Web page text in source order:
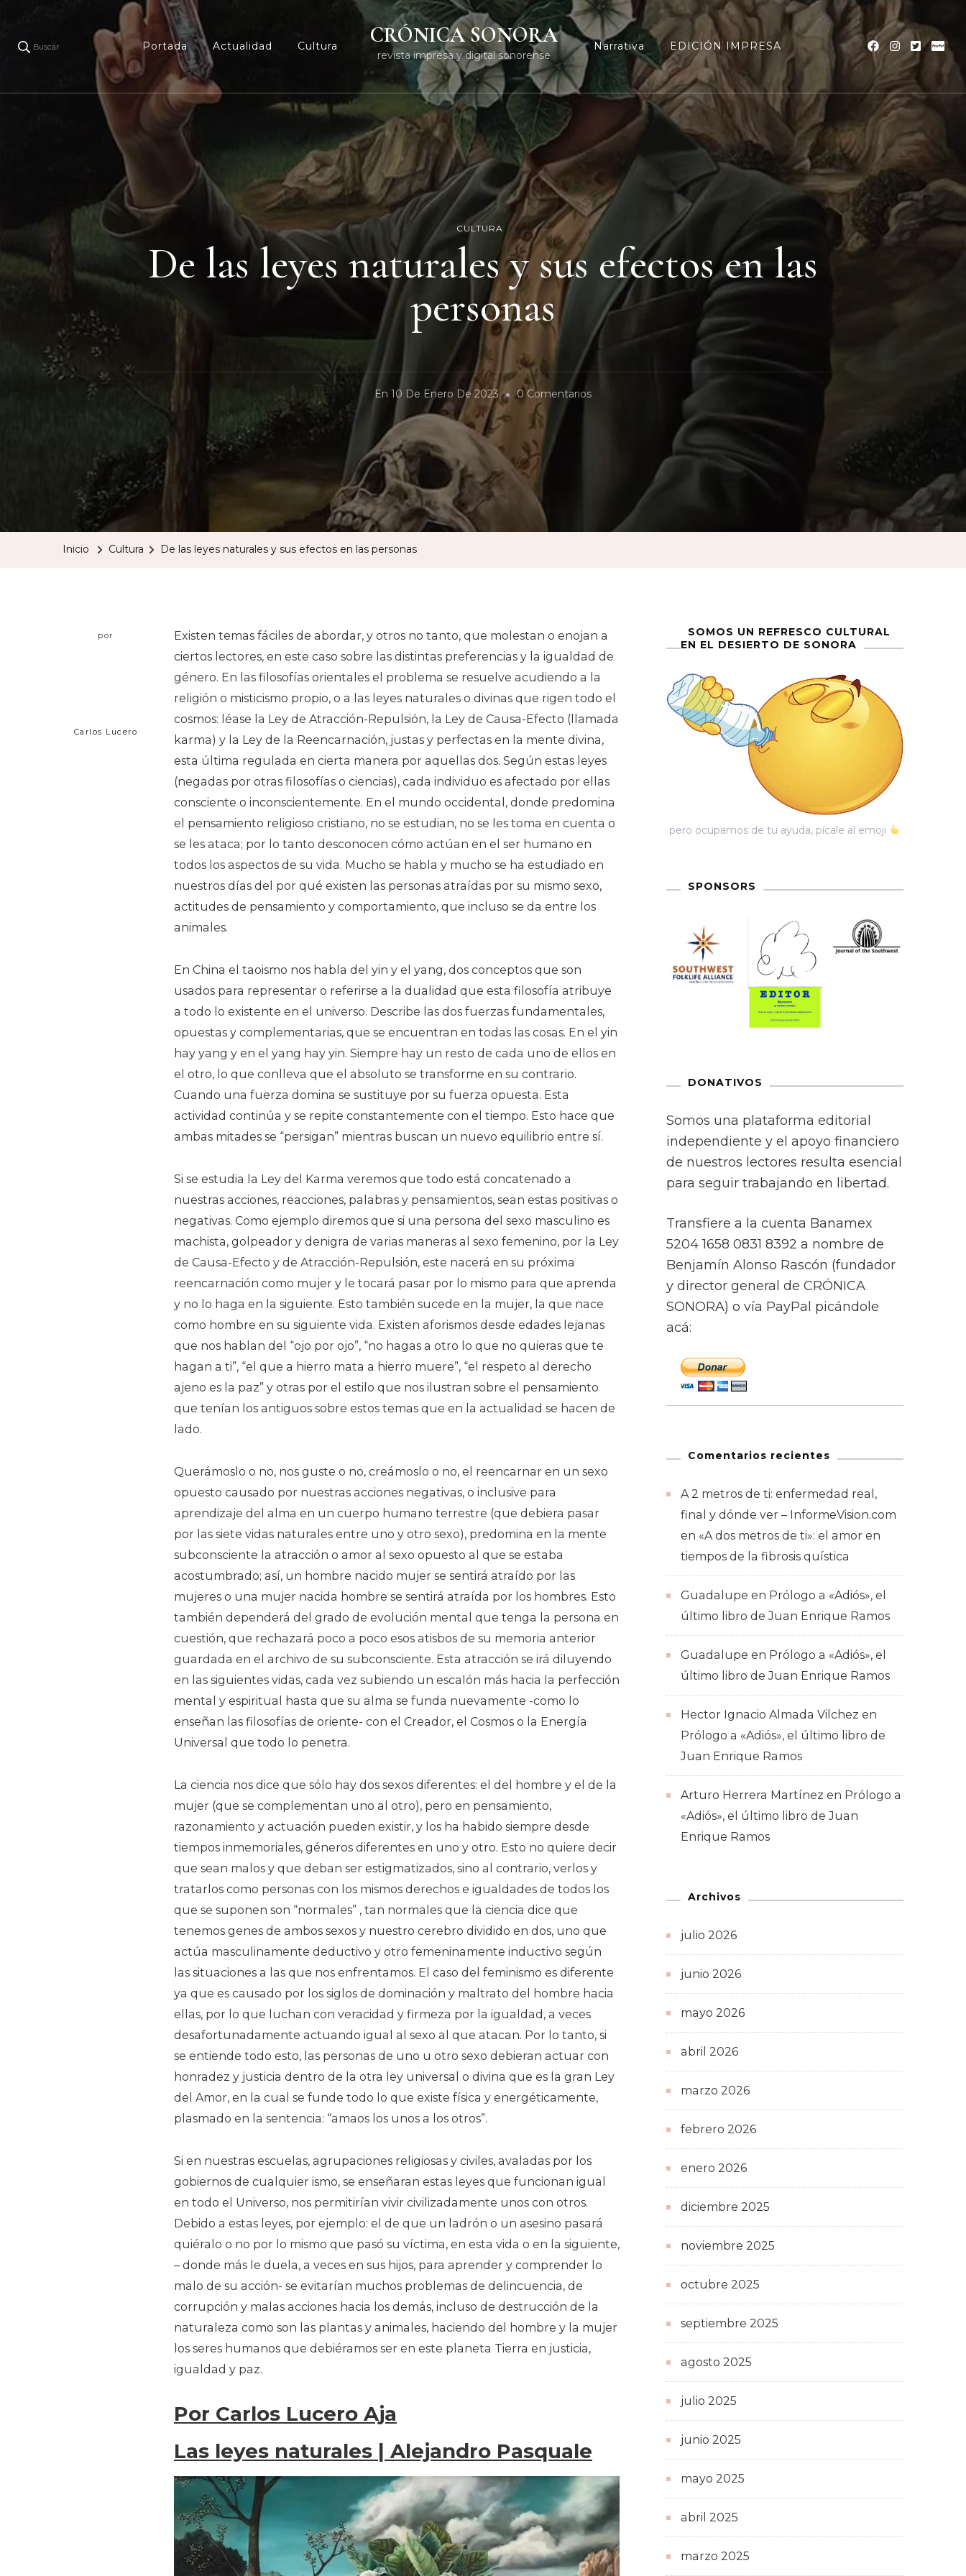
Buscar Portada Actualidad Cultura CRÓNICA SONORA
revista impresa y digital sonorense
Narrativa EDICIÓN IMPRESA
CULTURA
De las leyes naturales y sus efectos en las
personas
En 10 De Enero De 2023 0 ComentariosEn
Inicio Cultura De las leyes naturales y sus efectos en las personas
por
Carlos Lucero
Existen temas fáciles de abordar, y otros no tanto, que molestan o enojan a
ciertos lectores, en este caso sobre las distintas preferencias y la igualdad de
género. En las filosofías orientales el problema se resuelve acudiendo a la
religión o misticismo propio, o a las leyes naturales o divinas que rigen todo el
cosmos: léase la Ley de Atracción-Repulsión, la Ley de Causa-Efecto (llamada
karma) y la Ley de la Reencarnación, justas y perfectas en la mente divina,
esta última regulada en cierta manera por aquellas dos. Según estas leyes
(negadas por otras filosofías o ciencias), cada individuo es afectado por ellas
consciente o inconscientemente. En el mundo occidental, donde predomina
el pensamiento religioso cristiano, no se estudian, no se les toma en cuenta o
se les ataca; por lo tanto desconocen cómo actúan en el ser humano en
todos los aspectos de su vida. Mucho se habla y mucho se ha estudiado en
nuestros días del por qué existen las personas atraídas por su mismo sexo,
actitudes de pensamiento y comportamiento, que incluso se da entre los
animales.
En China el taoismo nos habla del yin y el yang, dos conceptos que son
usados para representar o referirse a la dualidad que esta filosofía atribuye
a todo lo existente en el universo. Describe las dos fuerzas fundamentales,
opuestas y complementarias, que se encuentran en todas las cosas. En el yin
hay yang y en el yang hay yin. Siempre hay un resto de cada uno de ellos en
el otro, lo que conlleva que el absoluto se transforme en su contrario.
Cuando una fuerza domina se sustituye por su fuerza opuesta. Esta
actividad continúa y se repite constantemente con el tiempo. Esto hace que
ambas mitades se “persigan” mientras buscan un nuevo equilibrio entre sí.
Si se estudia la Ley del Karma veremos que todo está concatenado a
nuestras acciones, reacciones, palabras y pensamientos, sean estas positivas o
negativas. Como ejemplo diremos que si una persona del sexo masculino es
machista, golpeador y denigra de varias maneras al sexo femenino, por la Ley
de Causa-Efecto y de Atracción-Repulsión, este nacerá en su próxima
reencarnación como mujer y le tocará pasar por lo mismo para que aprenda
y no lo haga en la siguiente. Esto también sucede en la mujer, la que nace
como hombre en su siguiente vida. Existen aforismos desde edades lejanas
que nos hablan del “ojo por ojo”, “no hagas a otro lo que no quieras que te
hagan a ti”, “el que a hierro mata a hierro muere”, “el respeto al derecho
ajeno es la paz” y otras por el estilo que nos ilustran sobre el pensamiento
que tenían los antiguos sobre estos temas que en la actualidad se hacen de
lado.
Querámoslo o no, nos guste o no, creámoslo o no, el reencarnar en un sexo
opuesto causado por nuestras acciones negativas, o inclusive para
aprendizaje del alma en un cuerpo humano terrestre (que debiera pasar
por las siete vidas naturales entre uno y otro sexo), predomina en la mente
subconsciente la atracción o amor al sexo opuesto al que se estaba
acostumbrado; así, un hombre nacido mujer se sentirá atraído por las
mujeres o una mujer nacida hombre se sentirá atraída por los hombres. Esto
también dependerá del grado de evolución mental que tenga la persona en
cuestión, que rechazará poco a poco esos atisbos de su memoria anterior
guardada en el archivo de su subconsciente. Esta atracción se irá diluyendo
en las siguientes vidas, cada vez subiendo un escalón más hacia la perfección
mental y espiritual hasta que su alma se funda nuevamente -como lo
enseñan las filosofías de oriente- con el Creador, el Cosmos o la Energía
Universal que todo lo penetra.
La ciencia nos dice que sólo hay dos sexos diferentes: el del hombre y el de la
mujer (que se complementan uno al otro), pero en pensamiento,
razonamiento y actuación pueden existir, y los ha habido siempre desde
tiempos inmemoriales, géneros diferentes en uno y otro. Esto no quiere decir
que sean malos y que deban ser estigmatizados, sino al contrario, verlos y
tratarlos como personas con los mismos derechos e igualdades de todos los
que se suponen son “normales” , tan normales que la ciencia dice que
tenemos genes de ambos sexos y nuestro cerebro dividido en dos, uno que
actúa masculinamente deductivo y otro femeninamente inductivo según
las situaciones a las que nos enfrentamos. El caso del feminismo es diferente
ya que es causado por los siglos de dominación y maltrato del hombre hacia
ellas, por lo que luchan con veracidad y firmeza por la igualdad, a veces
desafortunadamente actuando igual al sexo al que atacan. Por lo tanto, si
se entiende todo esto, las personas de uno u otro sexo debieran actuar con
honradez y justicia dentro de la otra ley universal o divina que es la gran Ley
del Amor, en la cual se funde todo lo que existe física y energéticamente,
plasmado en la sentencia: “amaos los unos a los otros”.
Si en nuestras escuelas, agrupaciones religiosas y civiles, avaladas por los
gobiernos de cualquier ismo, se enseñaran estas leyes que funcionan igual
en todo el Universo, nos permitirían vivir civilizadamente unos con otros.
Debido a estas leyes, por ejemplo: el de que un ladrón o un asesino pasará
quiéralo o no por lo mismo que pasó su víctima, en esta vida o en la siguiente,
– donde más le duela, a veces en sus hijos, para aprender y comprender lo
malo de su acción- se evitarían muchos problemas de delincuencia, de
corrupción y malas acciones hacia los demás, incluso de destrucción de la
naturaleza como son las plantas y animales, haciendo del hombre y la mujer
los seres humanos que debiéramos ser en este planeta Tierra en justicia,
igualdad y paz.
Por Carlos Lucero Aja
Las leyes naturales | Alejandro Pasquale
SOMOS UN REFRESCO CULTURAL
EN EL DESIERTO DE SONORA
pero ocupamos de tu ayuda, pícale al emoji
SPONSORS
DONATIVOS
Somos una plataforma editorial
independiente y el apoyo financiero
de nuestros lectores resulta esencial
para seguir trabajando en libertad.
Transfiere a la cuenta Banamex
5204 1658 0831 8392 a nombre de
Benjamín Alonso Rascón (fundador
y director general de CRÓNICA
SONORA) o vía PayPal picándole
acá:
Comentarios recientes
A 2 metros de ti: enfermedad real,
final y dónde ver – InformeVision.com
en «A dos metros de ti»: el amor en
tiempos de la fibrosis quística
Guadalupe en Prólogo a «Adiós», el
último libro de Juan Enrique Ramos
Guadalupe en Prólogo a «Adiós», el
último libro de Juan Enrique Ramos
Hector Ignacio Almada Vilchez en
Prólogo a «Adiós», el último libro de
Juan Enrique Ramos
Arturo Herrera Martínez en Prólogo a
«Adiós», el último libro de Juan
Enrique Ramos
Archivos
julio 2026
junio 2026
mayo 2026
abril 2026
marzo 2026
febrero 2026
enero 2026
diciembre 2025
noviembre 2025
octubre 2025
septiembre 2025
agosto 2025
julio 2025
junio 2025
mayo 2025
abril 2025
marzo 2025